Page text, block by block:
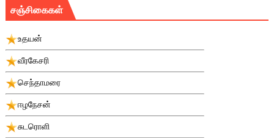
சஞ்சிகைகள்
உதயன்
வீரகேசரி
செந்தாமரை
ஈழநேசன்
சுடரொளி